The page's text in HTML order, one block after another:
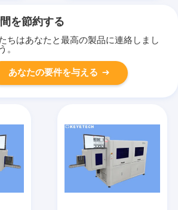
を節約する
ちはあなたと最高の製品に連絡しまし
。
あなたの要件を与える